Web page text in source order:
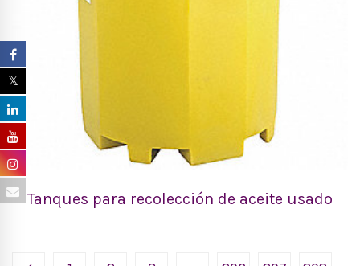
Tanques para recolección de aceite usado